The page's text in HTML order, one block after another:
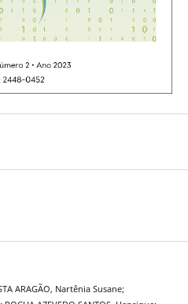
ARAGÃO, Nartênia Susane;